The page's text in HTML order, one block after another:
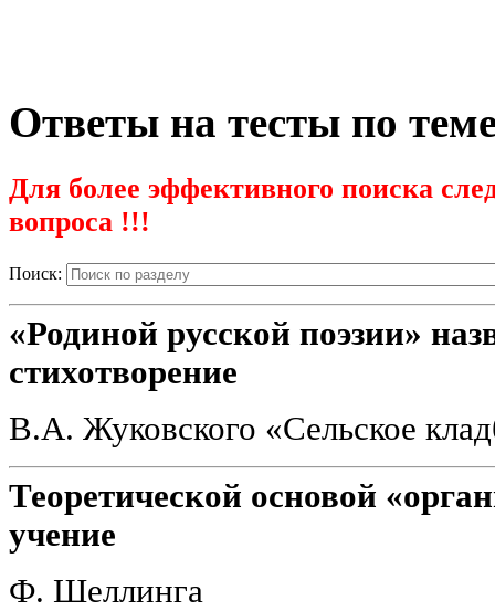
Ответы на тесты по
Для более эффективного поиска
вопроса !!!
Поиск:
«Родиной русской поэзии»
стихотворение
В.А. Жуковского «Сельское
Теоретической основой
учение
Ф. Шеллинга